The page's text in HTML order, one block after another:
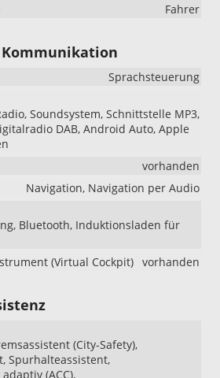
Fahrer
Sprachsteuerung
Soundsystem, Schnittstelle MP3,
DAB, Android Auto, Apple
vorhanden
Navigation, Navigation per Audio
Bluetooth, Induktionsladen für
(Virtual Cockpit) vorhanden
(City-Safety),
Spurhalteassistent,
(ACC),